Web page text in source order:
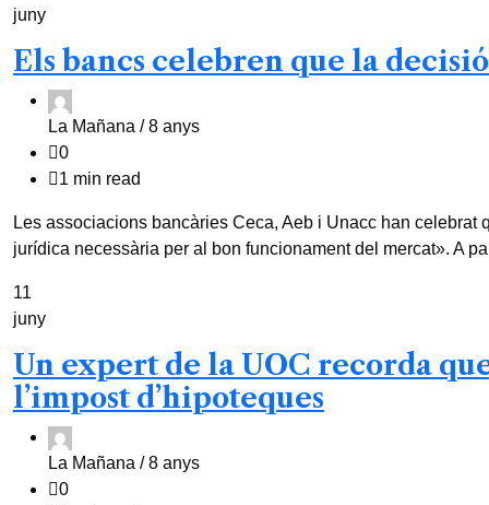
juny
Els bancs celebren que la
La Mañana /8 anys
0
1 min read
Les associacions bancàries Ceca, Aeb i Unacc han
jurídica necessària per al bon funcionament del mercat». A
11
juny
Un expert de la UOC recorda
l’impost d’hipoteques
La Mañana /8 anys
0